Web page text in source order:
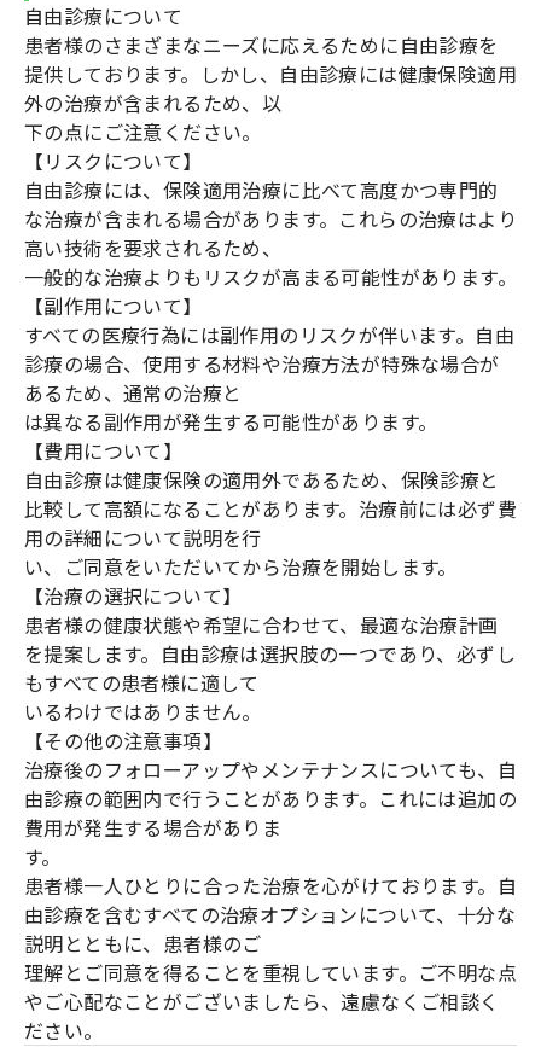
自由診療について
患者様のさまざまなニーズに応えるために自由診療を
提供しております。しかし、自由診療には健康保険適用
外の治療が含まれるため、以
下の点にご注意ください。
【リスクについて】
自由診療には、保険適用治療に比べて高度かつ専門的
な治療が含まれる場合があります。これらの治療はより
高い技術を要求されるため、
一般的な治療よりもリスクが高まる可能性があります。
【副作用について】
すべての医療行為には副作用のリスクが伴います。自由
診療の場合、使用する材料や治療方法が特殊な場合が
あるため、通常の治療と
は異なる副作用が発生する可能性があります。
【費用について】
自由診療は健康保険の適用外であるため、保険診療と
比較して高額になることがあります。治療前には必ず費
用の詳細について説明を行
い、ご同意をいただいてから治療を開始します。
【治療の選択について】
患者様の健康状態や希望に合わせて、最適な治療計画
を提案します。自由診療は選択肢の一つであり、必ずし
もすべての患者様に適して
いるわけではありません。
【その他の注意事項】
治療後のフォローアップやメンテナンスについても、自
由診療の範囲内で行うことがあります。これには追加の
費用が発生する場合がありま
す。
患者様一人ひとりに合った治療を心がけております。自
由診療を含むすべての治療オプションについて、十分な
説明とともに、患者様のご
理解とご同意を得ることを重視しています。ご不明な点
やご心配なことがございましたら、遠慮なくご相談く
ださい。